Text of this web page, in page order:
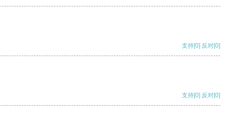
支持[0] 反对[0]
支持[0] 反对[0]